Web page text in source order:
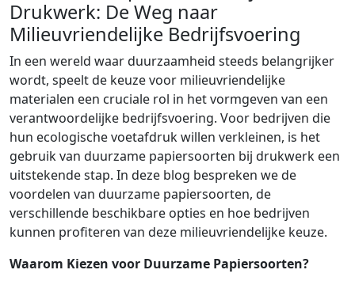
Drukwerk: De Weg naar
Milieuvriendelijke Bedrijfsvoering
In een wereld waar duurzaamheid steeds belangrijker
wordt, speelt de keuze voor milieuvriendelijke
materialen een cruciale rol in het vormgeven van een
verantwoordelijke bedrijfsvoering. Voor bedrijven die
hun ecologische voetafdruk willen verkleinen, is het
gebruik van duurzame papiersoorten bij drukwerk een
uitstekende stap. In deze blog bespreken we de
voordelen van duurzame papiersoorten, de
verschillende beschikbare opties en hoe bedrijven
kunnen profiteren van deze milieuvriendelijke keuze.
Waarom Kiezen voor Duurzame Papiersoorten?